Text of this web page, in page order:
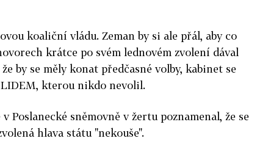
koaliční vládu. Zeman by si ale přál, aby co
krátce po svém lednovém zvolení dával
by se měly konat předčasné volby, kabinet se
kterou nikdo nevolil.
Poslanecké sněmovně v žertu poznamenal, že se
hlava státu "nekouše".